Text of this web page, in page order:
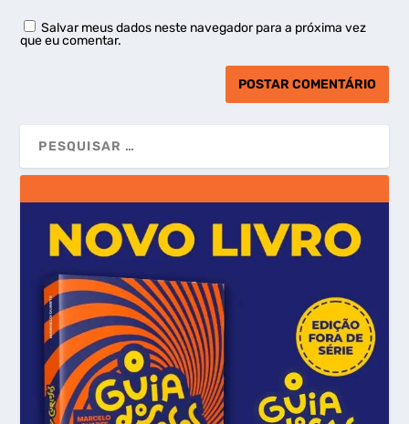
Salvar meus dados neste navegador para a próxima vez
que eu comentar.